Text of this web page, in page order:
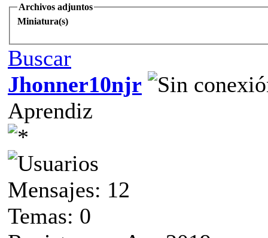
Archivos adjuntos
Miniatura(s)
Buscar
Jhonner10njr
Aprendiz
Mensajes: 12
Temas: 0